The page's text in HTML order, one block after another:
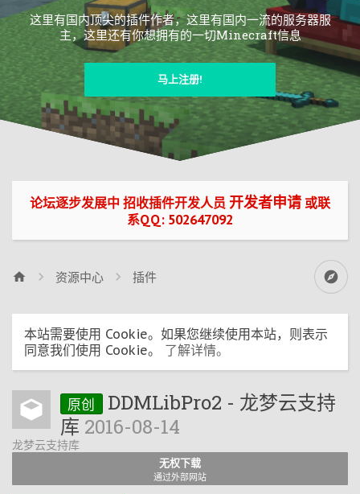
这里有国内顶尖的插件作者，这里有国内一流的服务器服
主，这里还有你想拥有的一切Minecraft信息
马上注册!
论坛逐步发展中 招收插件开发人员 开发者申请 或联
系QQ: 502647092
资源中心 插件
本站需要使用 Cookie。如果您继续使用本站，则表示
同意我们使用 Cookie。 了解详情。
无权下载
通过外部网站
原创 DDMLibPro2 - 龙梦云支持
库 2016-08-14
龙梦云支持库